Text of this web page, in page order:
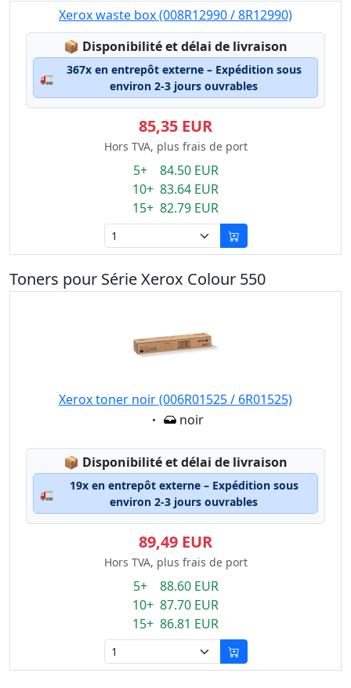
Xerox waste box (008R12990 / 8R12990)
📦 Lagerstatus:
Disponibilité et délai de livraison
🚛
367x en entrepôt externe – Expédition sous
environ 2-3 jours ouvrables
85,35 EUR
Hors TVA, plus frais de port
5+ 84.50 EUR
10+ 83.64 EUR
15+ 82.79 EUR
Toners pour Série Xerox Colour 550
Xerox toner noir (006R01525 / 6R01525)
Eigenschaft:
noir
📦 Lagerstatus:
Disponibilité et délai de livraison
🚛
19x en entrepôt externe – Expédition sous
environ 2-3 jours ouvrables
89,49 EUR
Hors TVA, plus frais de port
5+ 88.60 EUR
10+ 87.70 EUR
15+ 86.81 EUR